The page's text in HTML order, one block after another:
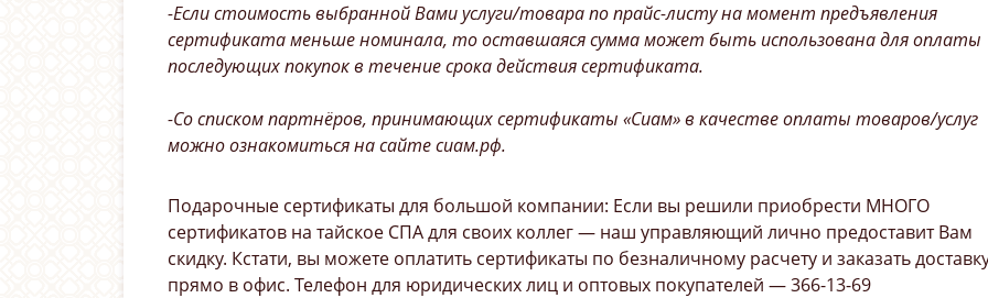
-Если стоимость выбранной Вами услуги/товара по прайс-листу на момент предъявления
сертификата меньше номинала, то оставшаяся сумма может быть использована для оплаты
последующих покупок в течение срока действия сертификата.
-Со списком партнёров, принимающих сертификаты «Сиам» в качестве оплаты товаров/услуг
можно ознакомиться на сайте сиам.рф.
Подарочные сертификаты для большой компании: Если вы решили приобрести МНОГО
сертификатов на тайское СПА для своих коллег — наш управляющий лично предоставит Вам
скидку. Кстати, вы можете оплатить сертификаты по безналичному расчету и заказать
прямо в офис. Телефон для юридических лиц и оптовых покупателей — 366-13-69